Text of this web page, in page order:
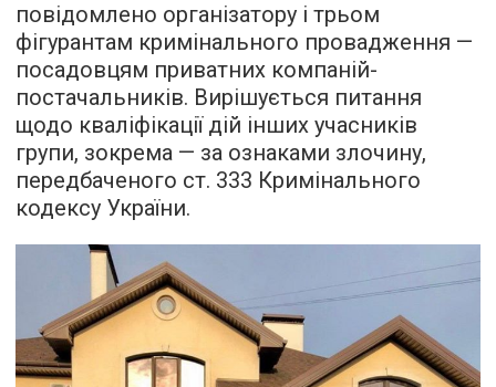
повідомлено організатору і трьом
фігурантам кримінального провадження —
посадовцям приватних компаній-
постачальників. Вирішується питання
щодо кваліфікації дій інших учасників
групи, зокрема — за ознаками злочину,
передбаченого ст. 333 Кримінального
кодексу України.